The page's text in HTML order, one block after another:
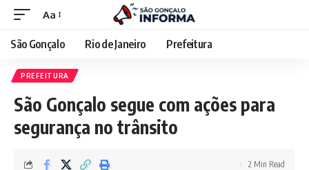
Aa
São Gonçalo Rio de Janeiro Prefeitura
PREFEITURA
São Gonçalo segue com ações para
segurança no trânsito
2 Min Read